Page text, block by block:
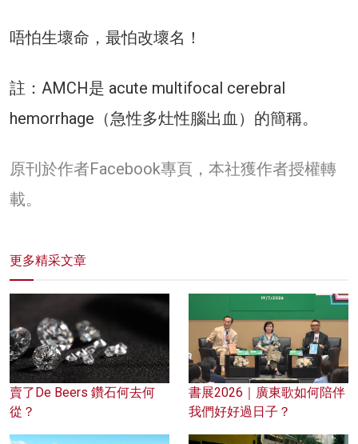
唔怕生壞命，最怕改壞名！
註：AMCH是 acute multifocal cerebral
hemorrhage（急性多灶性腦出血）的簡稱。
原刊於作者Facebook專頁，本社獲作者授權轉
載。
更多精采文章
賣了De Beers 鑽石何去何
從？
書展2026｜廣東歌如何陪伴
我們好好過日子？